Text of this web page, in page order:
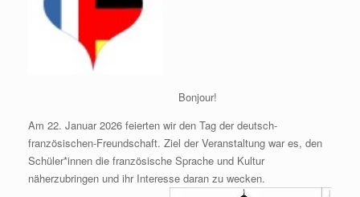
Bonjour!
Am 22. Januar 2026 feierten wir den Tag der deutsch-
französischen-Freundschaft. Ziel der Veranstaltung war es, den
Schüler*innen die französische Sprache und Kultur
näherzubringen und ihr Interesse daran zu wecken.